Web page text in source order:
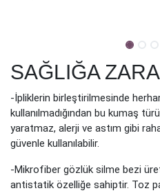
SAĞLIĞA
-İpliklerin birleştirilmesinde
kullanılmadığından bu kumaş
yaratmaz, alerji ve astım gibi
güvenle kullanılabilir.
-Mikrofiber gözlük silme bezi
antistatik özelliğe sahiptir. Toz